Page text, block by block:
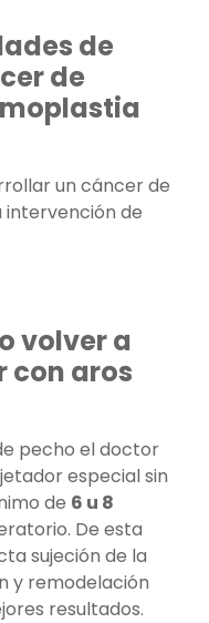
de
de
un cáncer de
de
volver a
con aros
pecho el doctor
especial sin
de 6 u 8
De esta
sujeción de la
y remodelación
resultados.